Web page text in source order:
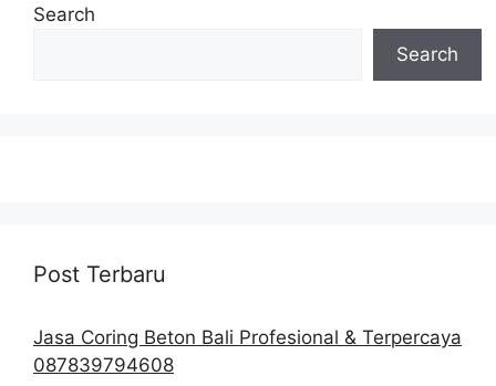
Search
Search
Post Terbaru
Jasa Coring Beton Bali Profesional & Terpercaya
087839794608